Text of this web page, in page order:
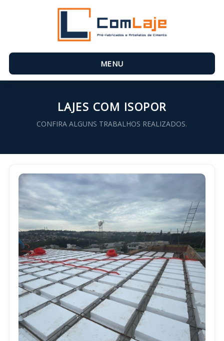
MENU
LAJES COM ISOPOR
CONFIRA ALGUNS TRABALHOS REALIZADOS.